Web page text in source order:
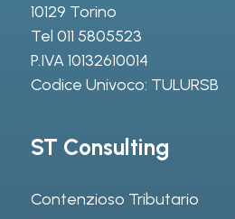
10129 Torino
Tel 011 5805523
P.IVA 10132610014
Codice Univoco: TULURSB
ST Consulting
Contenzioso Tributario